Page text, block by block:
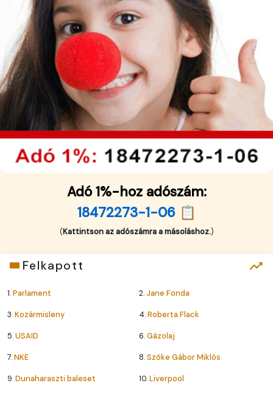
Adó 1%-hoz adószám:
18472273-1-06 📋
(Kattintson az adószámra a másoláshoz.)
Felkapott
1.Parlament 2.Jane Fonda
3.Kozármisleny 4.Roberta Flack
5.USAID 6.Gázolaj
7.NKE 8.Szőke Gábor Miklós
9.Dunaharaszti baleset 10.Liverpool